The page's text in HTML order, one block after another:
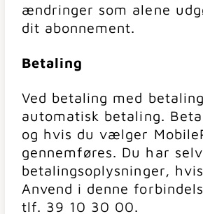
ændringer som alene
dit abonnement.
Betaling
Ved betaling med
automatisk betaling.
og hvis du vælger
gennemføres. Du har
betalingsoplysninger,
Anvend i denne
tlf. 39 10 30 00.